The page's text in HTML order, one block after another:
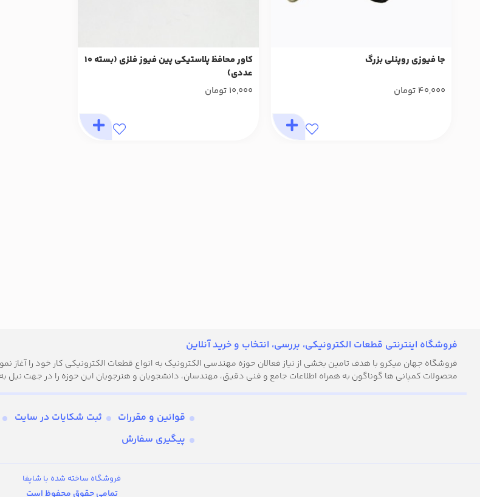
جا فیوزی روپنلی بزرگ
40,000 تومان
کاور محافظ پلاستیکی پین فیوز فلزی (بسته 10
عددی)
10,000 تومان
فروشگاه اینترنتی قطعات الکترونیکی، بررسی، انتخاب و خرید آنلاین
فروشگاه جهان میکرو با هدف تامین بخشی از نیاز فعالان حوزه مهندسی الکترونیک به انواع قطعات الکترونیکی کار خود را آغاز
محصولات کمپانی ها گوناگون به همراه اطلاعات جامع و فنی دقیق، مهندسان، دانشجویان و هنرجویان این حوزه را در جهت نیل
قوانین و مقررات ثبت شکایات در سایت
پیگیری سفارش
فروشگاه ساخته شده با شاپفا
تمامی حقوق محفوظ است